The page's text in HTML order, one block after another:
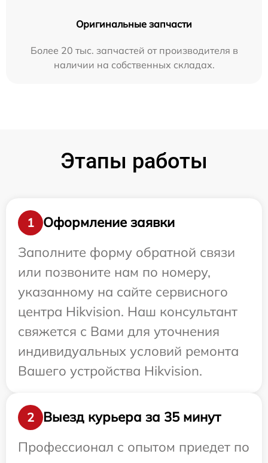
Оригинальные запчасти
Более 20 тыс. запчастей от производителя в
наличии на собственных складах.
Этапы работы
1
Оформление заявки
Заполните форму обратной связи
или позвоните нам по номеру,
указанному на сайте сервисного
центра Hikvision. Наш консультант
свяжется с Вами для уточнения
индивидуальных условий ремонта
Вашего устройства Hikvision.
2
Выезд курьера за 35 минут
Профессионал с опытом приедет по